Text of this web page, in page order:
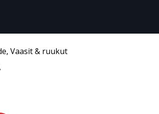
, Vaasit & ruukut